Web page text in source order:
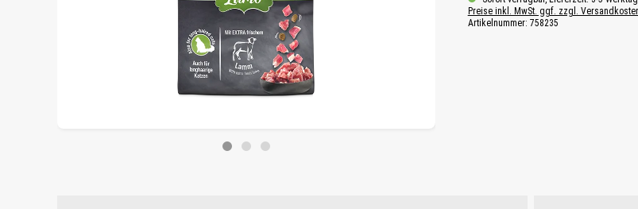
Preise inkl. MwSt. ggf. zzgl.
Artikelnummer: 758235